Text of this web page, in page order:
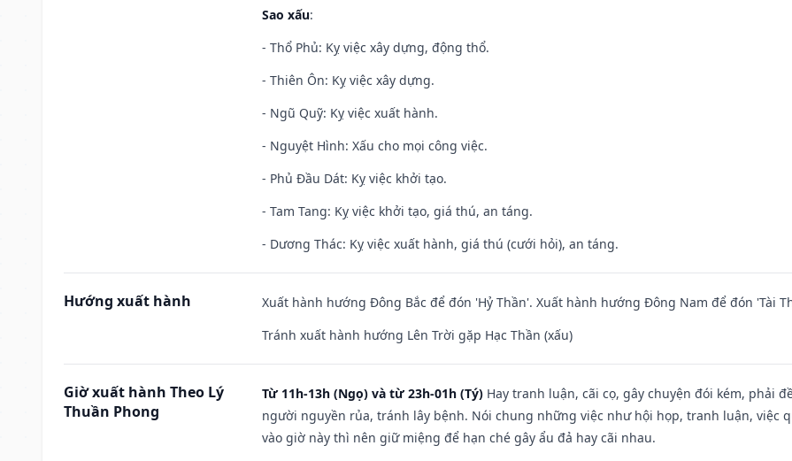
Sao xấu:
- Thổ Phủ: Kỵ việc xây dựng, động thổ.
- Thiên Ôn: Kỵ việc xây dựng.
- Ngũ Quỹ: Kỵ việc xuất hành.
- Nguyệt Hình: Xấu cho mọi công việc.
- Phủ Đầu Dát: Kỵ việc khởi tạo.
- Tam Tang: Kỵ việc khởi tạo, giá thú, an táng.
- Dương Thác: Kỵ việc xuất hành, giá thú (cưới hỏi), an táng.
Hướng xuất hành
Xuất hành hướng Đông Bắc để đón 'Hỷ Thần'. Xuất hành hướng Đông Nam để đón 'Tài
Tránh xuất hành hướng Lên Trời gặp Hạc Thần (xấu)
Giờ xuất hành Theo Lý
Thuần Phong
Từ 11h-13h (Ngọ) và từ 23h-01h (Tý) Hay tranh luận, cãi cọ, gây chuyện đói kém, phải
người nguyền rủa, tránh lây bệnh. Nói chung những việc như hội họp, tranh luận, việc
vào giờ này thì nên giữ miệng để hạn ché gây ẩu đả hay cãi nhau.